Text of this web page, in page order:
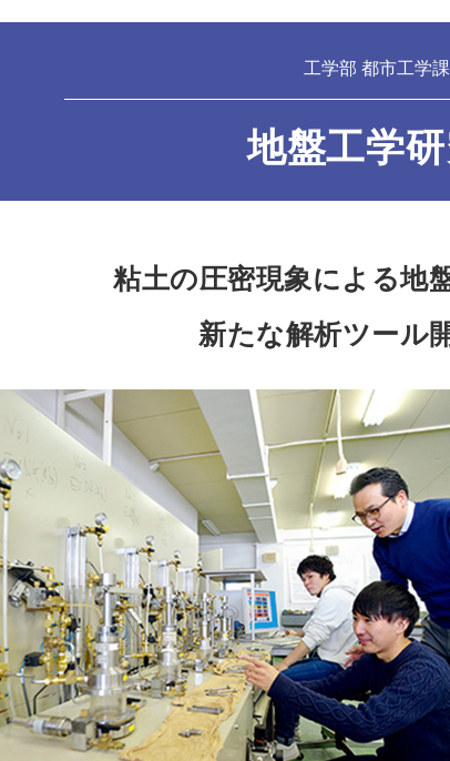
工学部 都市工学
地盤工学
粘土の圧密現象による地
新たな解析ツール